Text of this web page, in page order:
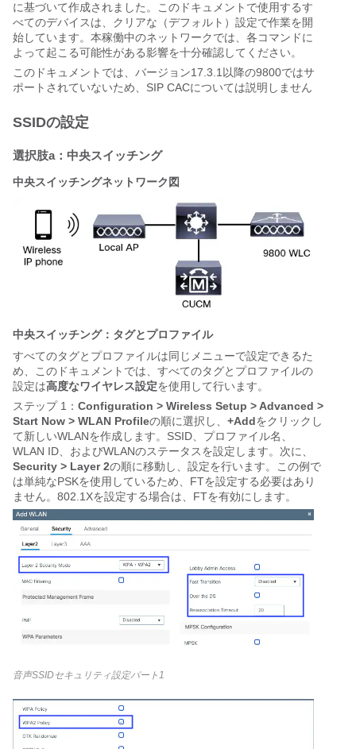
に基づいて作成されました。このドキュメントで使用するす
べてのデバイスは、クリアな（デフォルト）設定で作業を開
始しています。本稼働中のネットワークでは、各コマンドに
よって起こる可能性がある影響を十分確認してください。
このドキュメントでは、バージョン17.3.1以降の9800ではサ
ポートされていないため、SIP CACについては説明しません
SSIDの設定
選択肢a：中央スイッチング
中央スイッチングネットワーク図
中央スイッチング：タグとプロファイル
すべてのタグとプロファイルは同じメニューで設定できるた
め、このドキュメントでは、すべてのタグとプロファイルの
設定は高度なワイヤレス設定を使用して行います。
ステップ 1： Configuration > Wireless Setup > Advanced >
Start Now > WLAN Profileの順に選択し、 +Addをクリックし
て新しいWLANを作成します。SSID、プロファイル名、
WLAN ID、およびWLANのステータスを設定します。次に、
Security > Layer 2の順に移動し、設定を行います。この例で
は単純なPSKを使用しているため、FTを設定する必要はあり
ません。802.1Xを設定する場合は、FTを有効にします。
音声SSIDセキュリティ設定パート1